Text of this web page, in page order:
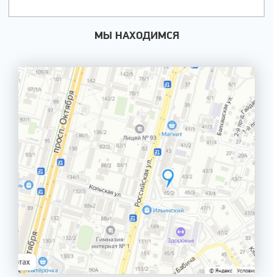
МЫ НАХОДИМСЯ